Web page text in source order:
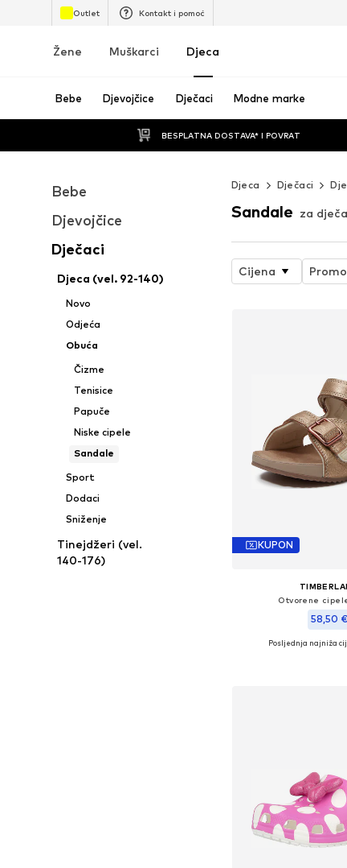
Outlet Kontakt i pomoć
Žene Muškarci Djeca
Bebe Djevojčice Dječaci Modne marke
BESPLATNA DOSTAVA* I POVRAT
Bebe
Djevojčice
Dječaci
Djeca (vel. 92-140)
Novo
Odjeća
Obuća
Čizme
Tenisice
Papuče
Niske cipele
Sandale
Sport
Dodaci
Sniženje
Tinejdžeri (vel.
140-176)
Djeca Dječaci
Sandale za
Cijena
KUPON
Otvorene
58,50 €
Dostupno u više
Posljednja najniža